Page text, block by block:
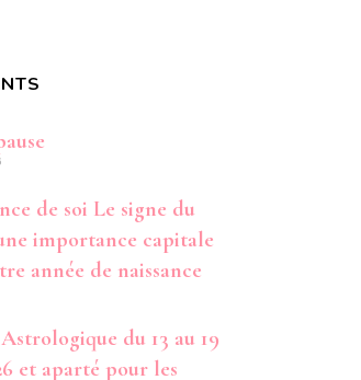
de soi Le signe du
importance capitale
année de naissance
du 13 au 19
et aparté pour les